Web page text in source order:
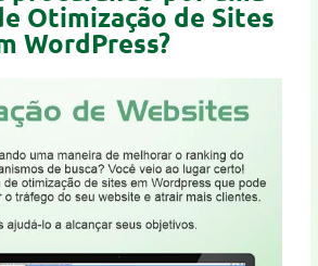
Otimização de Sites
WordPress?